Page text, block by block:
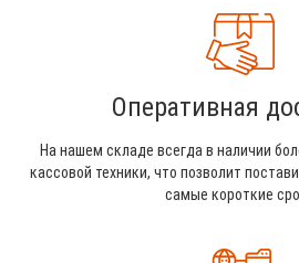
Оперативная
На нашем складе всегда в наличии
кассовой техники, что позволит
самые короткие